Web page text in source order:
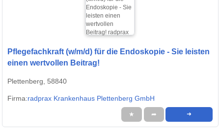
Pflegefachkraft (w/m/d) für die Endoskopie - Sie leisten
einen wertvollen Beitrag!
Plettenberg, 58840
Firma:radprax Krankenhaus Plettenberg GmbH
★ ➦ ➜